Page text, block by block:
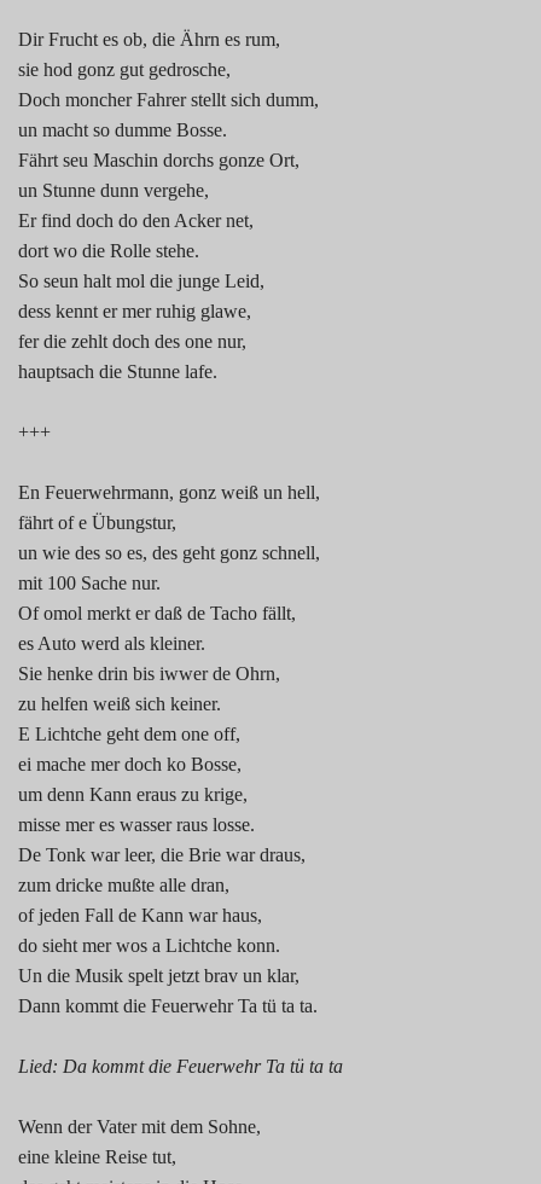
Dir Frucht es ob, die Ährn es rum,
sie hod gonz gut gedrosche,
Doch moncher Fahrer stellt sich dumm,
un macht so dumme Bosse.
Fährt seu Maschin dorchs gonze Ort,
un Stunne dunn vergehe,
Er find doch do den Acker net,
dort wo die Rolle stehe.
So seun halt mol die junge Leid,
dess kennt er mer ruhig glawe,
fer die zehlt doch des one nur,
hauptsach die Stunne lafe.
+++
En Feuerwehrmann, gonz weiß un hell,
fährt of e Übungstur,
un wie des so es, des geht gonz schnell,
mit 100 Sache nur.
Of omol merkt er daß de Tacho fällt,
es Auto werd als kleiner.
Sie henke drin bis iwwer de Ohrn,
zu helfen weiß sich keiner.
E Lichtche geht dem one off,
ei mache mer doch ko Bosse,
um denn Kann eraus zu krige,
misse mer es wasser raus losse.
De Tonk war leer, die Brie war draus,
zum dricke mußte alle dran,
of jeden Fall de Kann war haus,
do sieht mer wos a Lichtche konn.
Un die Musik spelt jetzt brav un klar,
Dann kommt die Feuerwehr Ta tü ta ta.
Lied: Da kommt die Feuerwehr Ta tü ta ta
Wenn der Vater mit dem Sohne,
eine kleine Reise tut,